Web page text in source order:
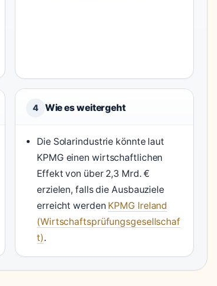
4 Wie es weitergeht
Die Solarindustrie könnte laut
KPMG einen wirtschaftlichen
Effekt von über 2,3 Mrd. €
erzielen, falls die Ausbauziele
erreicht werden KPMG Ireland
(Wirtschaftsprüfungsgesellschaf
t).